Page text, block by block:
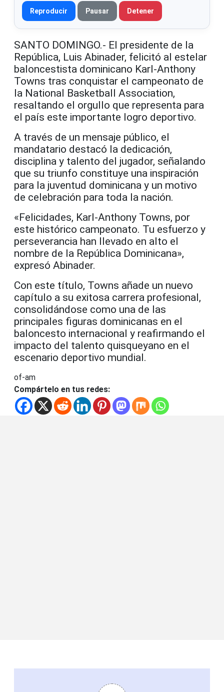
Reproducir Pausar Detener
SANTO DOMINGO.- El presidente de la
República, Luis Abinader, felicitó al estelar
baloncestista dominicano Karl-Anthony
Towns tras conquistar el campeonato de
la National Basketball Association,
resaltando el orgullo que representa para
el país este importante logro deportivo.
A través de un mensaje público, el
mandatario destacó la dedicación,
disciplina y talento del jugador, señalando
que su triunfo constituye una inspiración
para la juventud dominicana y un motivo
de celebración para toda la nación.
«Felicidades, Karl-Anthony Towns, por
este histórico campeonato. Tu esfuerzo y
perseverancia han llevado en alto el
nombre de la República Dominicana»,
expresó Abinader.
Con este título, Towns añade un nuevo
capítulo a su exitosa carrera profesional,
consolidándose como una de las
principales figuras dominicanas en el
baloncesto internacional y reafirmando el
impacto del talento quisqueyano en el
escenario deportivo mundial.
of-am
Compártelo en tus redes: